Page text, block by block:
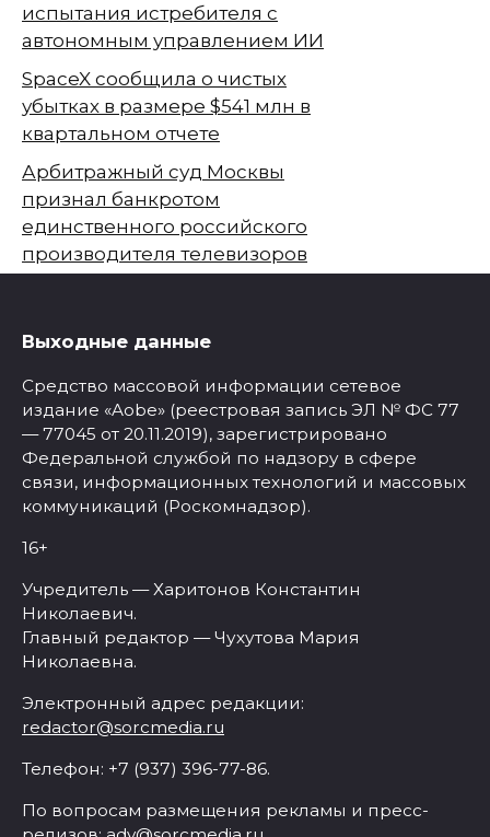
испытания истребителя с
автономным управлением ИИ
SpaceX сообщила о чистых
убытках в размере $541 млн в
квартальном отчете
Арбитражный суд Москвы
признал банкротом
единственного российского
производителя телевизоров
Выходные данные
Средство массовой информации сетевое
издание «Aobe» (реестровая запись ЭЛ № ФС 77
— 77045 от 20.11.2019), зарегистрировано
Федеральной службой по надзору в сфере
связи, информационных технологий и массовых
коммуникаций (Роскомнадзор).
16+
Учредитель — Харитонов Константин
Николаевич.
Главный редактор — Чухутова Мария
Николаевна.
Электронный адрес редакции:
redactor@sorcmedia.ru
Телефон: +7 (937) 396-77-86.
По вопросам размещения рекламы и пресс-